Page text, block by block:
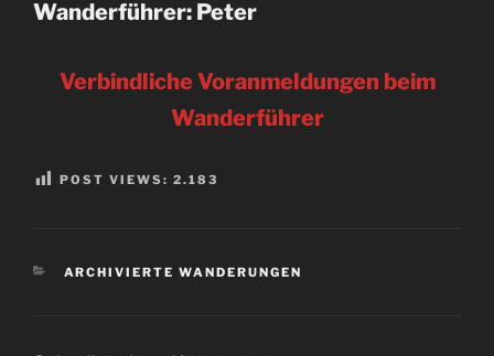
Wanderführer: Peter
Verbindliche Voranmeldungen beim
Wanderführer
POST VIEWS: 2.183
KATEGORIEN
ARCHIVIERTE WANDERUNGEN